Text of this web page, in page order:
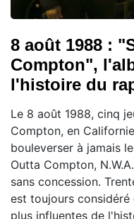
8 août 1988 :
Compton",
l'histoire du
Le 8 août 1988, cinq
Compton, en
bouleverser à jamais
Outta Compton,
sans concession.
est toujours
plus influentes de